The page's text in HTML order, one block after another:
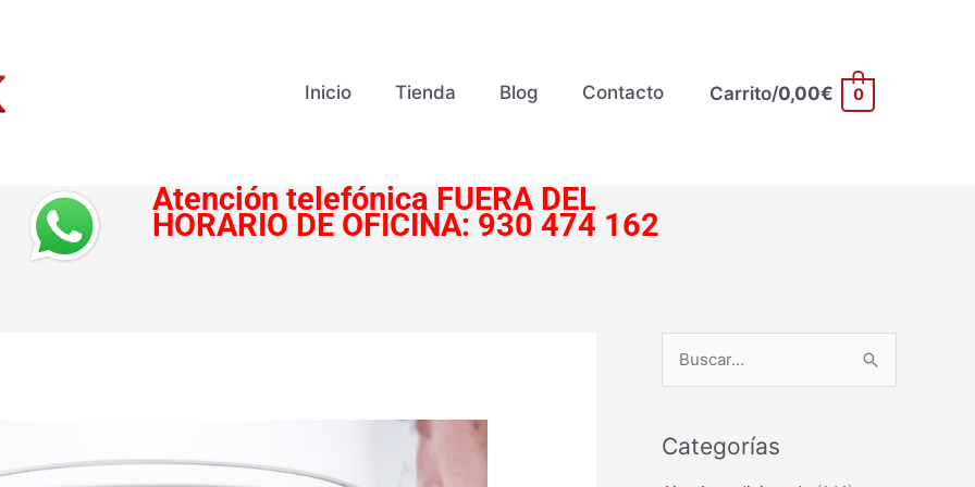
Inicio Tienda Blog Contacto Carrito/0,00€ 0
Atención telefónica FUERA DEL
HORARIO DE OFICINA: 930 474 162
c
Categorías